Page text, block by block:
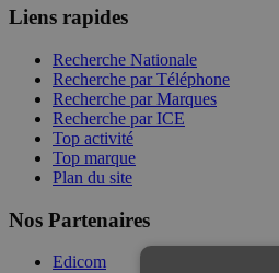
Liens rapides
Recherche Nationale
Recherche par Téléphone
Recherche par Marques
Recherche par ICE
Top activité
Top marque
Plan du site
Nos Partenaires
Edicom